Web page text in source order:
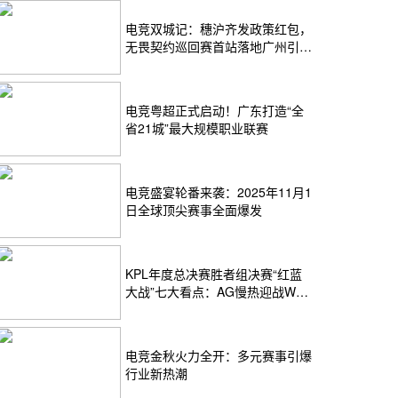
电竞双城记：穗沪齐发政策红包，
无畏契约巡回赛首站落地广州引爆
电竞粤超正式启动！广东打造“全
省21城”最大规模职业联赛
电竞盛宴轮番来袭：2025年11月1
日全球顶尖赛事全面爆发
KPL年度总决赛胜者组决赛“红蓝
大战”七大看点：AG慢热迎战WB
电竞金秋火力全开：多元赛事引爆
行业新热潮